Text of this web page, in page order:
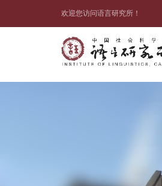
欢迎您访问语言研究所！